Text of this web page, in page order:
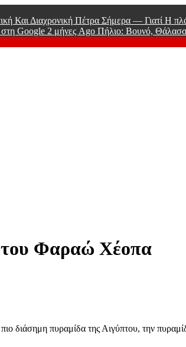
Και Διαχρονική Πέτρα Σήμερα — Γιατί Η
Google 2 μήνες Ago Πήλιο: Βουνό,
του Φαραώ Χέοπα
διάσημη πυραμίδα της Αιγύπτου, την